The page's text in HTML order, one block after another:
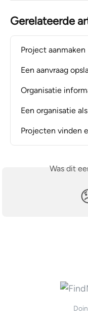
Gerelateerde
Project aanmaken
Een aanvraag
Organisatie
Een organisatie
Projecten vinden
Was dit